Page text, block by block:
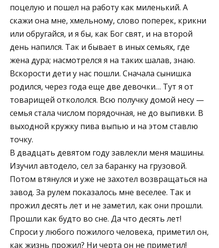
поцелую и пошел на работу как миленький. А
скажи она мне, хмельному, слово поперек, крикни
или обругайся, и я бы, как Бог свят, и на второй
день напился. Так и бывает в иных семьях, где
жена дура; насмотрелся я на таких шалав, знаю.
Вскорости дети у нас пошли. Сначала сынишка
родился, через года еще две девочки… Тут я от
товарищей откололся. Всю получку домой несу —
семья стала числом порядочная, не до выпивки. В
выходной кружку пива выпью и на этом ставлю
точку.
В двадцать девятом году завлекли меня машины.
Изучил автодело, сел за баранку на грузовой.
Потом втянулся и уже не захотел возвращаться на
завод. За рулем показалось мне веселее. Так и
прожил десять лет и не заметил, как они прошли.
Прошли как будто во сне. Да что десять лет!
Спроси у любого пожилого человека, приметил он,
как жизнь прожил? Ни черта он не приметил!